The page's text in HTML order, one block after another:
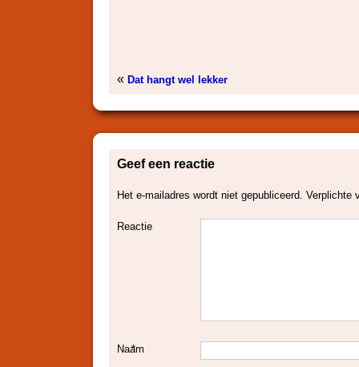
« Dat hangt wel lekker
Geef een reactie
Het e-mailadres wordt niet gepubliceerd. Verplichte
Reactie
Naam
*